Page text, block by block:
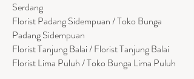
Serdang
Florist Padang Sidempuan / Toko Bunga
Padang Sidempuan
Florist Tanjung Balai / Florist Tanjung Balai
Florist Lima Puluh / Toko Bunga Lima Puluh